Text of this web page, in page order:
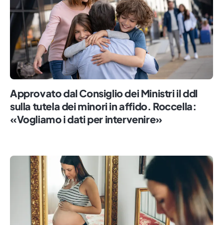
Approvato dal Consiglio dei Ministri il ddl
sulla tutela dei minori in affido. Roccella:
«Vogliamo i dati per intervenire»